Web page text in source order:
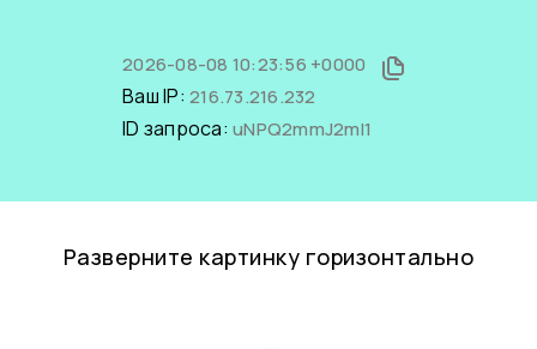
2026-08-08 10:23:56 +0000
Ваш IP: 216.73.216.232
ID запроса: uNPQ2mmJ2mI1
Разверните картинку горизонтально